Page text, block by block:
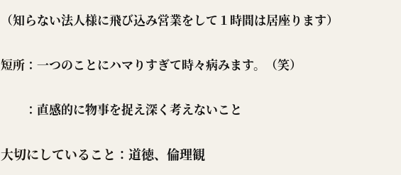
（知らない法人様に飛び込み営業をして１時間は居座ります）
短所 ：一つのことにハマりすぎて時々病みます。（笑）
：直感的に物事を捉え深く考えないこと
大切にしていること ：道徳、倫理観